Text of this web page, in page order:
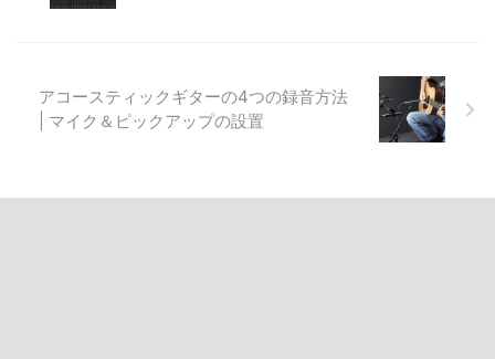
アコースティックギターの4つの録音方法
| マイク＆ピックアップの設置